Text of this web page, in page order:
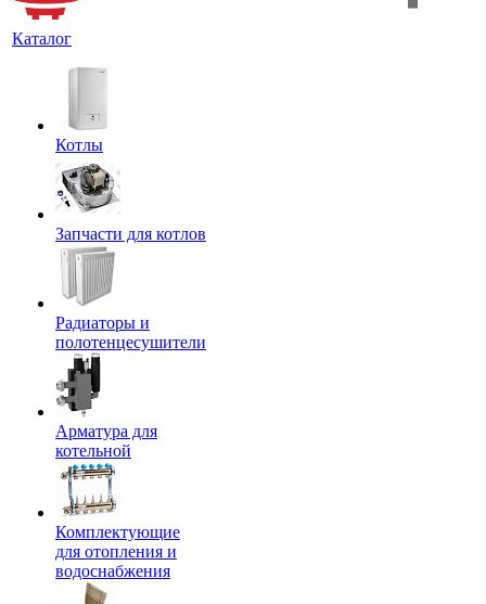
Каталог
Котлы
Запчасти для котлов
Радиаторы и
полотенцесушители
Арматура для
котельной
Комплектующие
для отопления и
водоснабжения